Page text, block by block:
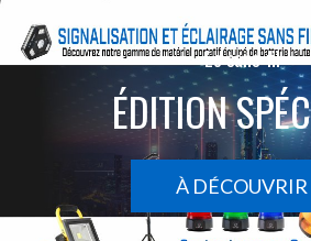
Le sans-fil
ÉDITION
À DÉCOUVRIR